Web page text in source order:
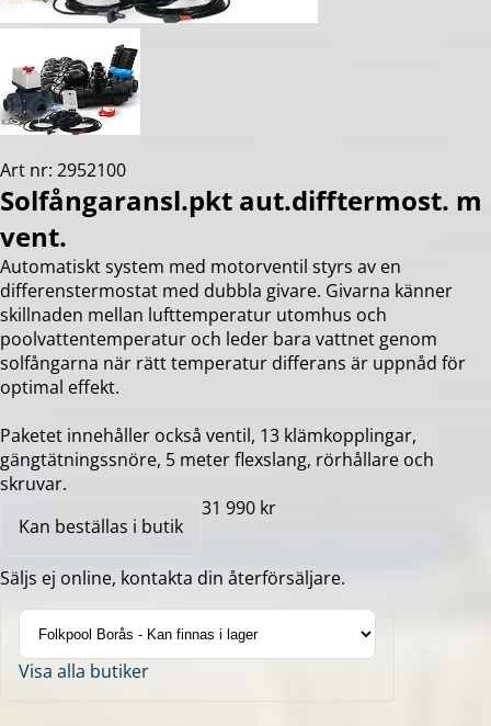
Art nr: 2952100
Solfångaransl.pkt aut.difftermost. m
vent.
Automatiskt system med motorventil styrs av en
differenstermostat med dubbla givare. Givarna känner
skillnaden mellan lufttemperatur utomhus och
poolvattentemperatur och leder bara vattnet genom
solfångarna när rätt temperatur differans är uppnåd för
optimal effekt.
Paketet innehåller också ventil, 13 klämkopplingar,
gängtätningssnöre, 5 meter flexslang, rörhållare och
skruvar.
Kan beställas i butik
31 990 kr
Säljs ej online, kontakta din återförsäljare.
Visa alla butiker